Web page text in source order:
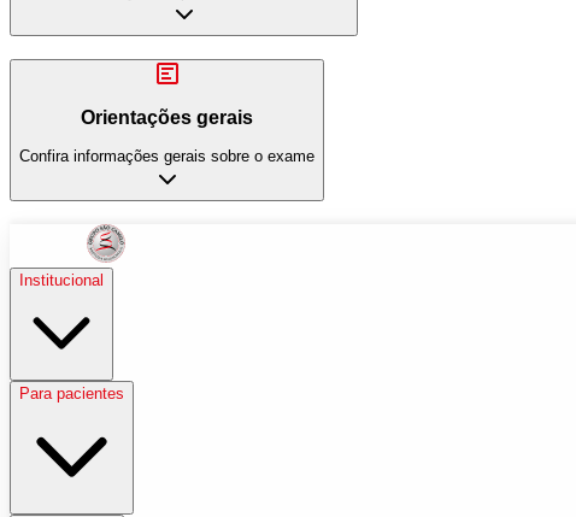
Orientações gerais
Confira informações gerais sobre o exame
Institucional
Para pacientes